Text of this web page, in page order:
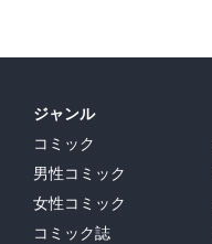
ジャンル
コミック
男性コミック
女性コミック
コミック誌